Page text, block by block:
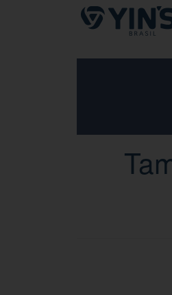
Pular para o conteúdo